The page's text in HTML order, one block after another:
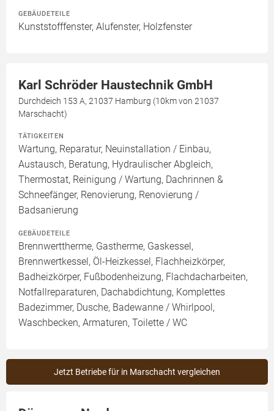
GEBÄUDETEILE
Kunststofffenster, Alufenster, Holzfenster
Karl Schröder Haustechnik GmbH
Durchdeich 153 A, 21037 Hamburg (10km von 21037
Marschacht)
TÄTIGKEITEN
Wartung, Reparatur, Neuinstallation / Einbau,
Austausch, Beratung, Hydraulischer Abgleich,
Thermostat, Reinigung / Wartung, Dachrinnen &
Schneefänger, Renovierung, Renovierung /
Badsanierung
GEBÄUDETEILE
Brennwerttherme, Gastherme, Gaskessel,
Brennwertkessel, Öl-Heizkessel, Flachheizkörper,
Badheizkörper, Fußbodenheizung, Flachdacharbeiten,
Notfallreparaturen, Dachabdichtung, Komplettes
Badezimmer, Dusche, Badewanne / Whirlpool,
Waschbecken, Armaturen, Toilette / WC
Jetzt Betriebe für in Marschacht vergleichen